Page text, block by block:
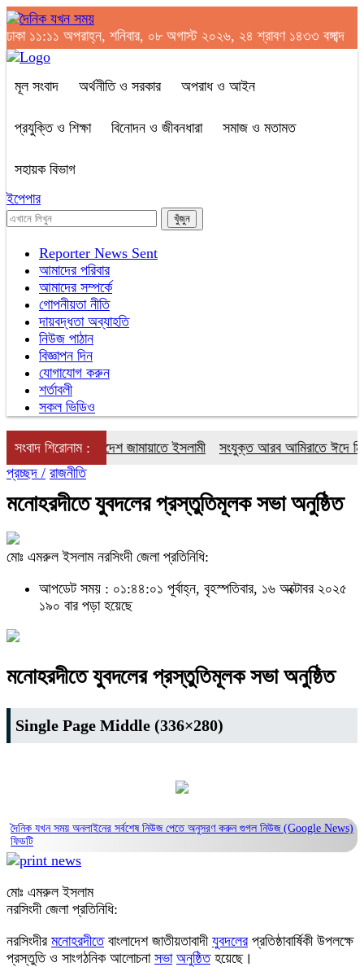
ঢাকা ১১:১১ অপরাহ্ন, শনিবার, ০৮ অগাস্ট ২০২৬, ২৪ শ্রাবণ ১৪৩৩ বঙ্গাব্দ
মূল সংবাদ অর্থনীতি ও সরকার অপরাধ ও আইন
প্রযুক্তি ও শিক্ষা বিনোদন ও জীবনধারা সমাজ ও মতামত
সহায়ক বিভাগ
ইপেপার
Reporter News Sent
আমাদের পরিবার
আমাদের সম্পর্কে
গোপনীয়তা নীতি
দায়বদ্ধতা অব্যাহতি
নিউজ পাঠান
বিজ্ঞাপন দিন
যোগাযোগ করুন
শর্তাবলী
সকল ভিডিও
সংবাদ শিরোনাম :
অংশ নেবে বাংলাদেশ জামায়াতে ইসলামী
সংযুক্ত আরব আমিরাতে ঈদে
প্রচ্ছদ / রাজনীতি
মনোহরদীতে যুবদলের প্রস্তুতিমূলক সভা অনুষ্ঠিত
মোঃ এমরুল ইসলাম নরসিংদী জেলা প্রতিনিধি:
আপডেট সময় : ০১:৪৪:০১ পূর্বাহ্ন, বৃহস্পতিবার, ১৬ অক্টোবর ২০২৫
১৯০ বার পড়া হয়েছে
মনোহরদীতে যুবদলের প্রস্তুতিমূলক সভা অনুষ্ঠিত
Single Page Middle (336×280)
দৈনিক যখন সময় অনলাইনের সর্বশেষ নিউজ পেতে অনুসরণ করুন গুগল নিউজ (Google News)
ফিডটি
মোঃ এমরুল ইসলাম
নরসিংদী জেলা প্রতিনিধি:
নরসিংদীর মনোহরদীতেবাংলাদেশ জাতীয়তাবাদী যুবদলেরপ্রতিষ্ঠাবার্ষিকী উপলক্ষে
প্রস্তুতি ও সাংগঠনিক আলোচনা সভা অনুষ্ঠিতহয়েছে।